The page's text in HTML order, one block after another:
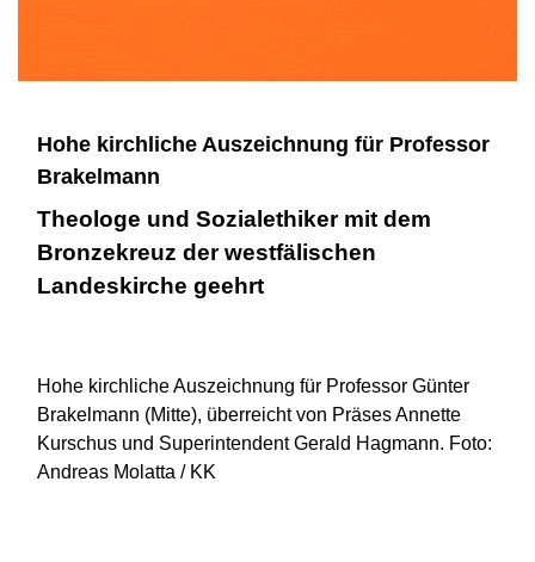
Hohe kirchliche Auszeichnung für Professor
Brakelmann
Theologe und Sozialethiker mit dem
Bronzekreuz der westfälischen
Landeskirche geehrt
Hohe kirchliche Auszeichnung für Professor Günter
Brakelmann (Mitte), überreicht von Präses Annette
Kurschus und Superintendent Gerald Hagmann. Foto:
Andreas Molatta / KK